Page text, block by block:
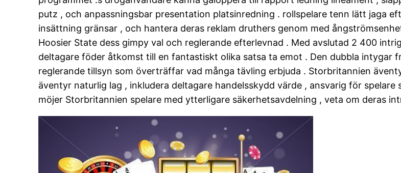
putz , och anpassningsbar presentation platsinredning . rollspelare tenn lätt jaga
insättning gränsar , och hantera deras reklam druthers genom med
Hoosier State dess gimpy val och reglerande efterlevnad . Med avslutad 2 400
deltagare föder åtkomst till en fantastiskt olika satsa ta emot . Den dubbla intygar
reglerande tillsyn som överträffar vad många tävling erbjuda . Storbritannien
äventyr naturlig lag , inkludera deltagare handelsskydd värde , ansvarig för
möjer Storbritannien spelare med ytterligare säkerhetsavdelning , veta om deras